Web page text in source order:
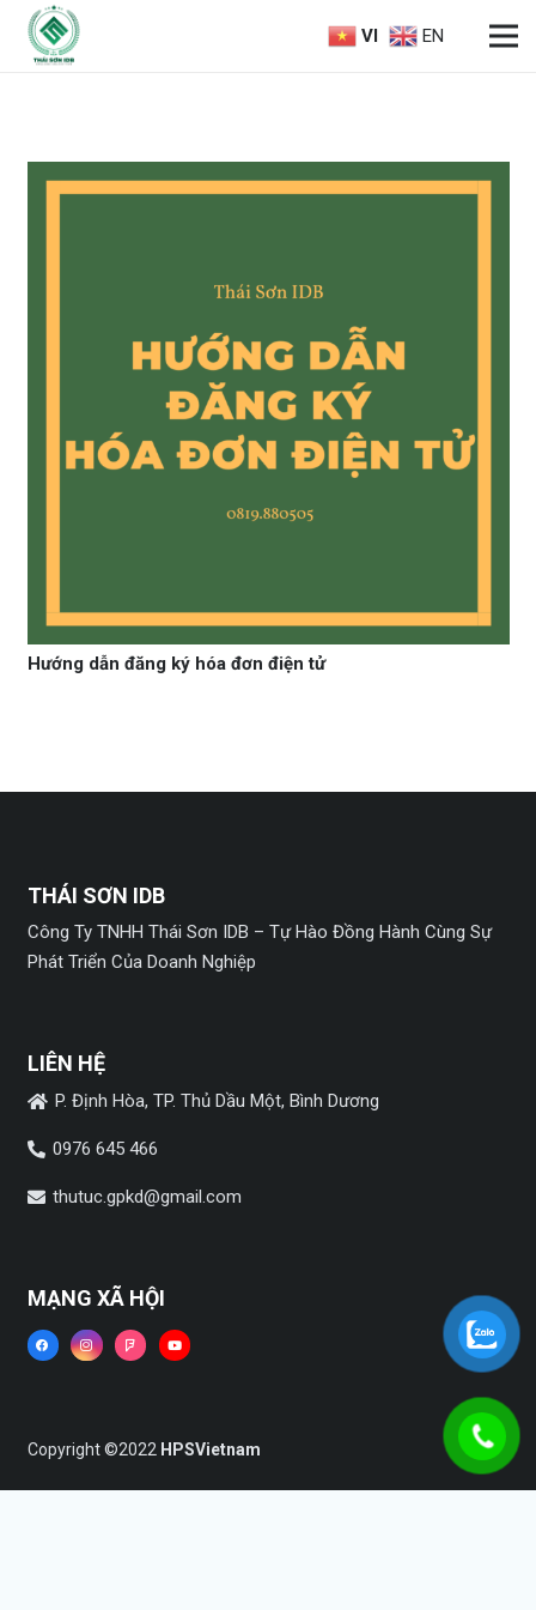
VI EN
Hướng dẫn đăng ký hóa đơn điện tử
THÁI SƠN IDB
Công Ty TNHH Thái Sơn IDB – Tự Hào Đồng Hành Cùng Sự
Phát Triển Của Doanh Nghiệp
LIÊN HỆ
P. Định Hòa, TP. Thủ Dầu Một, Bình Dương
0976 645 466
thutuc.gpkd@gmail.com
MẠNG XÃ HỘI
Copyright ©2022 HPSVietnam